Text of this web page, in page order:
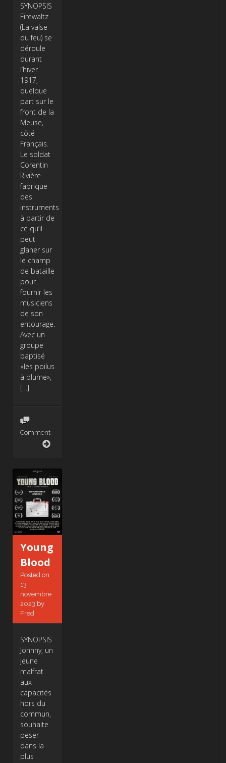
SYNOPSIS
Firewaltz
(La valse
du feu) se
déroule
durant
l’hiver
1917,
quelque
part sur le
front de la
Meuse,
côté
Français.
Le soldat
Corentin
Rivière
fabrique
des
instruments
à partir de
ce qu’il
peut
glaner sur
le champ
de bataille
pour
fournir les
musiciens
de son
entourage.
Avec un
groupe
baptisé
«les poilus
à plume»,
[…]
Comment
Young
Blood
Posted on
13
novembre
2023 by
Fred
SYNOPSIS
Johnny, un
jeune
malfrat
aux
capacités
hors du
commun,
souhaite
peser
dans la
plus